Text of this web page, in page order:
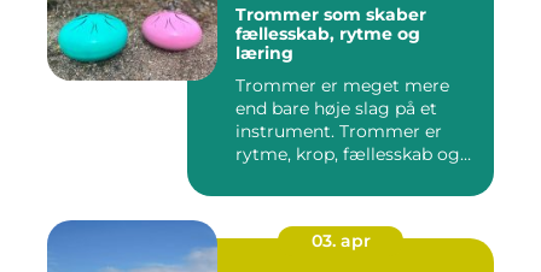
Trommer som skaber
fællesskab, rytme og
læring
Trommer er meget mere
end bare høje slag på et
instrument. Trommer er
rytme, krop, fællesskab og
03. apr